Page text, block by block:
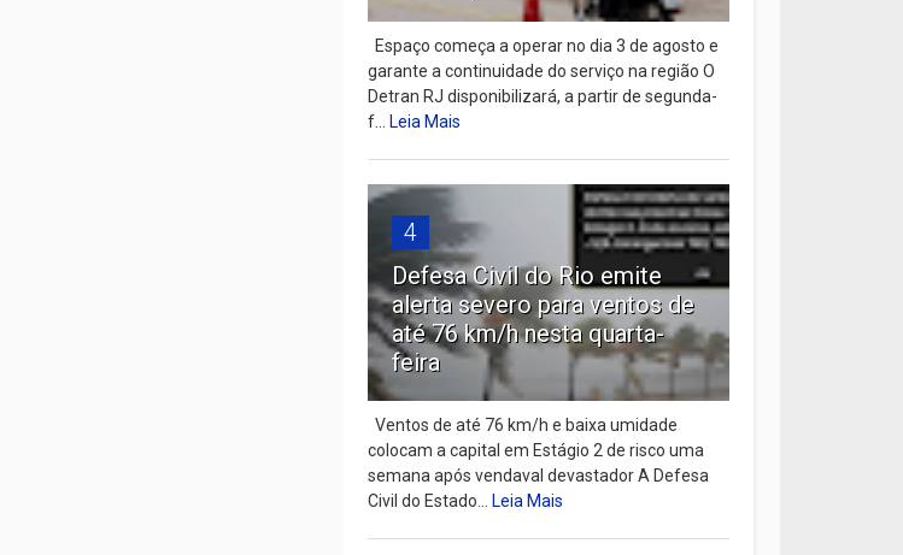
Espaço começa a operar no dia 3 de agosto e
garante a continuidade do serviço na região O
Detran RJ disponibilizará, a partir de segunda-
f...Leia Mais
4
Defesa Civil do Rio emite
alerta severo para ventos de
até 76 km/h nesta quarta-
feira
Ventos de até 76 km/h e baixa umidade
colocam a capital em Estágio 2 de risco uma
semana após vendaval devastador A Defesa
Civil do Estado...Leia Mais